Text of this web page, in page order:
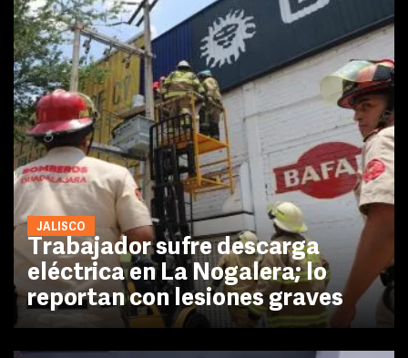
JALISCO
Trabajador sufre descarga
eléctrica en La Nogalera; lo
reportan con lesiones graves